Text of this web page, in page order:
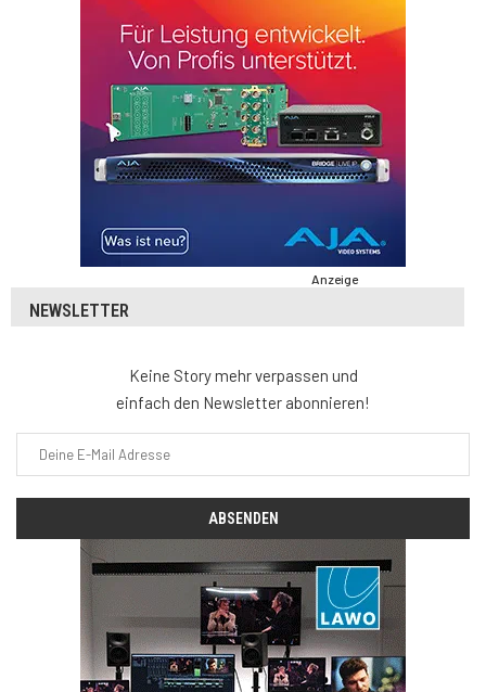
Anzeige
NEWSLETTER
Keine Story mehr verpassen und
einfach den Newsletter abonnieren!